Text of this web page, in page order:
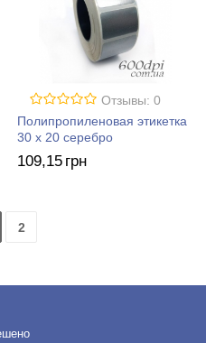
Отзывы: 0
Полипропиленовая этикетка
30 x 20 серебро
109,15 грн
2